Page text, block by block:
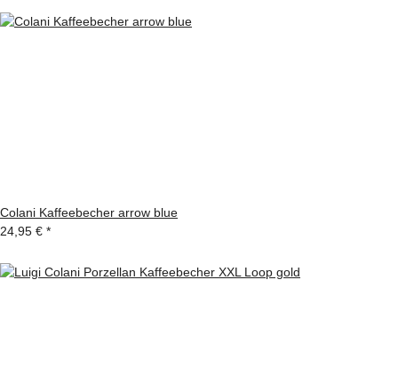
Colani Kaffeebecher arrow blue
24,95 € *